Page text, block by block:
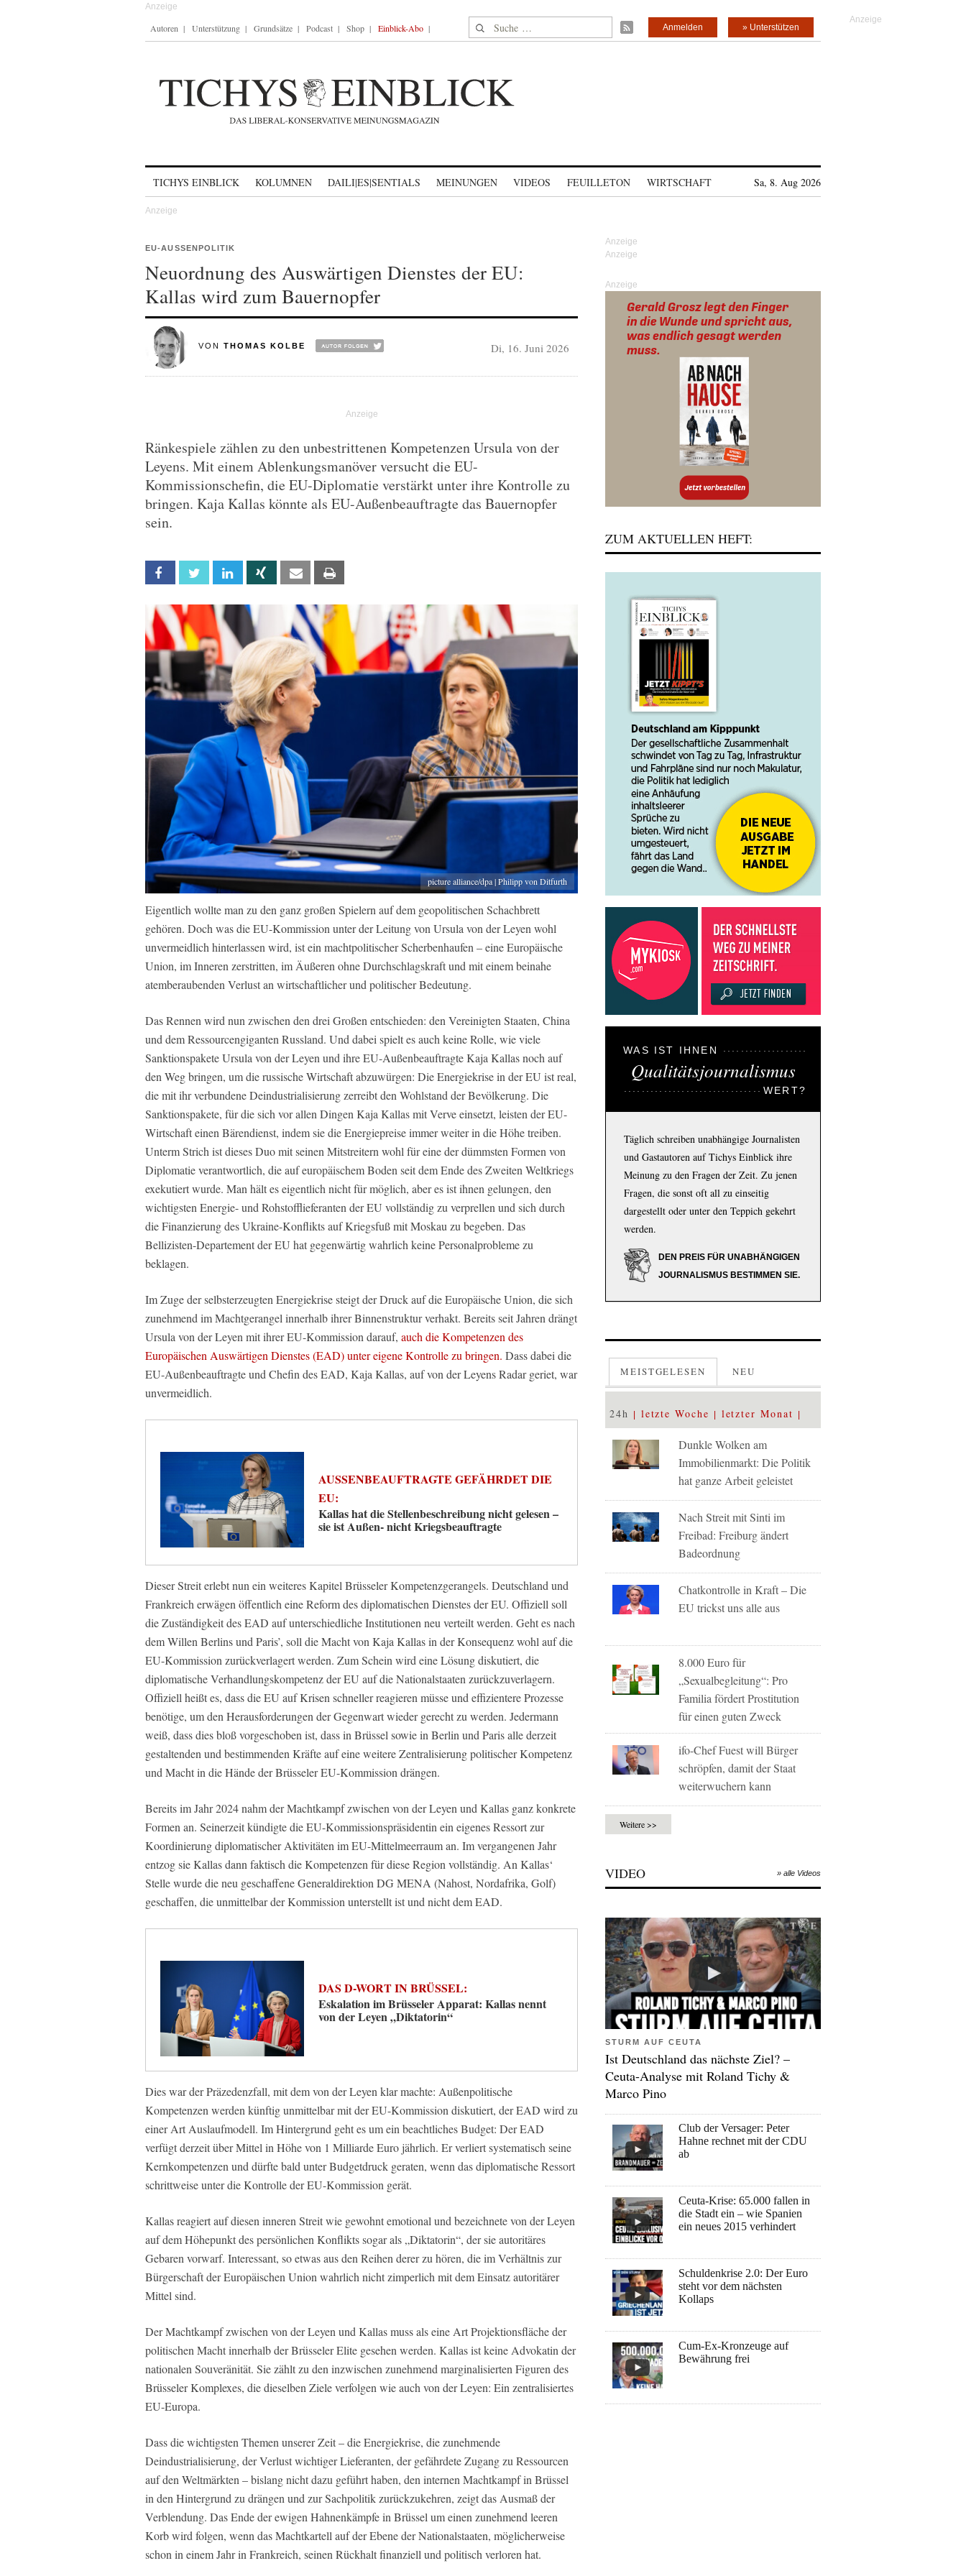
Autoren Unterstützung Grundsätze Podcast Shop Einblick-Abo Suche nach: » Unterstützen
Anmelden
TICHYS EINBLICK KOLUMNEN DAILI|ES|SENTIALS MEINUNGEN VIDEOS FEUILLETON WIRTSCHAFT Sa, 8. Aug 2026
EU-AUSSENPOLITIK
Neuordnung des Auswärtigen Dienstes der EU:
Kallas wird zum Bauernopfer
VON THOMAS KOLBE Di, 16. Juni 2026
Ränkespiele zählen zu den unbestrittenen Kompetenzen Ursula von der
Leyens. Mit einem Ablenkungsmanöver versucht die EU-
Kommissionschefin, die EU-Diplomatie verstärkt unter ihre Kontrolle zu
bringen. Kaja Kallas könnte als EU-Außenbeauftragte das Bauernopfer
sein.
Facebook Twitter Linkedin Xing Email
picture alliance/dpa | Philipp von Ditfurth
Eigentlich wollte man zu den ganz großen Spielern auf dem geopolitischen Schachbrett
gehören. Doch was die EU-Kommission unter der Leitung von Ursula von der Leyen wohl
unvermeidlich hinterlassen wird, ist ein machtpolitischer Scherbenhaufen – eine Europäische
Union, im Inneren zerstritten, im Äußeren ohne Durchschlagskraft und mit einem beinahe
atemberaubenden Verlust an wirtschaftlicher und politischer Bedeutung.
Das Rennen wird nun zwischen den drei Großen entschieden: den Vereinigten Staaten, China
und dem Ressourcengiganten Russland. Und dabei spielt es auch keine Rolle, wie viele
Sanktionspakete Ursula von der Leyen und ihre EU-Außenbeauftragte Kaja Kallas noch auf
den Weg bringen, um die russische Wirtschaft abzuwürgen: Die Energiekrise in der EU ist real,
die mit ihr verbundene Deindustrialisierung zerreibt den Wohlstand der Bevölkerung. Die
Sanktionspakete, für die sich vor allen Dingen Kaja Kallas mit Verve einsetzt, leisten der EU-
Wirtschaft einen Bärendienst, indem sie die Energiepreise immer weiter in die Höhe treiben.
Unterm Strich ist dieses Duo mit seinen Mitstreitern wohl für eine der dümmsten Formen von
Diplomatie verantwortlich, die auf europäischem Boden seit dem Ende des Zweiten Weltkriegs
exekutiert wurde. Man hält es eigentlich nicht für möglich, aber es ist ihnen gelungen, den
wichtigsten Energie- und Rohstofflieferanten der EU vollständig zu verprellen und sich durch
die Finanzierung des Ukraine-Konflikts auf Kriegsfuß mit Moskau zu begeben. Das
Bellizisten-Departement der EU hat gegenwärtig wahrlich keine Personalprobleme zu
beklagen.
Im Zuge der selbsterzeugten Energiekrise steigt der Druck auf die Europäische Union, die sich
zunehmend im Machtgerangel innerhalb ihrer Binnenstruktur verhakt. Bereits seit Jahren drängt
Ursula von der Leyen mit ihrer EU-Kommission darauf, auch die Kompetenzen des
Europäischen Auswärtigen Dienstes (EAD) unter eigene Kontrolle zu bringen. Dass dabei die
EU-Außenbeauftragte und Chefin des EAD, Kaja Kallas, auf von der Leyens Radar geriet, war
unvermeidlich.
AUSSENBEAUFTRAGTE GEFÄHRDET DIE E
U:
Kallas hat die Stellenbeschreibung nicht gelesen –
sie ist Außen- nicht Kriegsbeauftragte
Dieser Streit erlebt nun ein weiteres Kapitel Brüsseler Kompetenzgerangels. Deutschland und
Frankreich erwägen öffentlich eine Reform des diplomatischen Dienstes der EU. Offiziell soll
die Zuständigkeit des EAD auf unterschiedliche Institutionen neu verteilt werden. Geht es nach
dem Willen Berlins und Paris’, soll die Macht von Kaja Kallas in der Konsequenz wohl auf die
EU-Kommission zurückverlagert werden. Zum Schein wird eine Lösung diskutiert, die
diplomatische Verhandlungskompetenz der EU auf die Nationalstaaten zurückzuverlagern.
Offiziell heißt es, dass die EU auf Krisen schneller reagieren müsse und effizientere Prozesse
benötige, um den Herausforderungen der Gegenwart wieder gerecht zu werden. Jedermann
weiß, dass dies bloß vorgeschoben ist, dass in Brüssel sowie in Berlin und Paris alle derzeit
gestaltenden und bestimmenden Kräfte auf eine weitere Zentralisierung politischer Kompetenz
und Macht in die Hände der Brüsseler EU-Kommission drängen.
Bereits im Jahr 2024 nahm der Machtkampf zwischen von der Leyen und Kallas ganz konkrete
Formen an. Seinerzeit kündigte die EU-Kommissionspräsidentin ein eigenes Ressort zur
Koordinierung diplomatischer Aktivitäten im EU-Mittelmeerraum an. Im vergangenen Jahr
entzog sie Kallas dann faktisch die Kompetenzen für diese Region vollständig. An Kallas‘
Stelle wurde die neu geschaffene Generaldirektion DG MENA (Nahost, Nordafrika, Golf)
geschaffen, die unmittelbar der Kommission unterstellt ist und nicht dem EAD.
DAS D-WORT IN BRÜSSEL:
Eskalation im Brüsseler Apparat: Kallas nennt
von der Leyen „Diktatorin“
Dies war der Präzedenzfall, mit dem von der Leyen klar machte: Außenpolitische
Kompetenzen werden künftig unmittelbar mit der EU-Kommission diskutiert, der EAD wird zu
einer Art Auslaufmodell. Im Hintergrund geht es um ein beachtliches Budget: Der EAD
verfügt derzeit über Mittel in Höhe von 1 Milliarde Euro jährlich. Er verliert systematisch seine
Kernkompetenzen und dürfte bald unter Budgetdruck geraten, wenn das diplomatische Ressort
schrittweise unter die Kontrolle der EU-Kommission gerät.
Kallas reagiert auf diesen inneren Streit wie gewohnt emotional und bezeichnete von der Leyen
auf dem Höhepunkt des persönlichen Konflikts sogar als „Diktatorin“, der sie autoritäres
Gebaren vorwarf. Interessant, so etwas aus den Reihen derer zu hören, die im Verhältnis zur
Bürgerschaft der Europäischen Union wahrlich nicht zimperlich mit dem Einsatz autoritärer
Mittel sind.
Der Machtkampf zwischen von der Leyen und Kallas muss als eine Art Projektionsfläche der
politischen Macht innerhalb der Brüsseler Elite gesehen werden. Kallas ist keine Advokatin der
nationalen Souveränität. Sie zählt zu den inzwischen zunehmend marginalisierten Figuren des
Brüsseler Komplexes, die dieselben Ziele verfolgen wie auch von der Leyen: Ein zentralisiertes
EU-Europa.
Dass die wichtigsten Themen unserer Zeit – die Energiekrise, die zunehmende
Deindustrialisierung, der Verlust wichtiger Lieferanten, der gefährdete Zugang zu Ressourcen
auf den Weltmärkten – bislang nicht dazu geführt haben, den internen Machtkampf in Brüssel
in den Hintergrund zu drängen und zur Sachpolitik zurückzukehren, zeigt das Ausmaß der
Verblendung. Das Ende der ewigen Hahnenkämpfe in Brüssel um einen zunehmend leeren
Korb wird folgen, wenn das Machtkartell auf der Ebene der Nationalstaaten, möglicherweise
schon in einem Jahr in Frankreich, seinen Rückhalt finanziell und politisch verloren hat.
Anzeige
ZUM AKTUELLEN HEFT:
WAS IST IHNEN
Qualitätsjournalismus
WERT?
Täglich schreiben unabhängige Journalisten
und Gastautoren auf Tichys Einblick ihre
Meinung zu den Fragen der Zeit. Zu jenen
Fragen, die sonst oft all zu einseitig
dargestellt oder unter den Teppich gekehrt
werden.
DEN PREIS FÜR UNABHÄNGIGEN
JOURNALISMUS BESTIMMEN SIE.
MEISTGELESEN NEU
24h letzte Woche letzter Monat
Dunkle Wolken am
Immobilienmarkt: Die Politik
hat ganze Arbeit geleistet
Nach Streit mit Sinti im
Freibad: Freiburg ändert
Badeordnung
Chatkontrolle in Kraft – Die
EU trickst uns alle aus
8.000 Euro für
„Sexualbegleitung“: Pro
Familia fördert Prostitution
für einen guten Zweck
ifo-Chef Fuest will Bürger
schröpfen, damit der Staat
weiterwuchern kann
Weitere >>
VIDEO » alle Videos
STURM AUF CEUTA
Ist Deutschland das nächste Ziel? –
Ceuta-Analyse mit Roland Tichy &
Marco Pino
Club der Versager: Peter
Hahne rechnet mit der CDU
ab
Ceuta-Krise: 65.000 fallen in
die Stadt ein – wie Spanien
ein neues 2015 verhindert
Schuldenkrise 2.0: Der Euro
steht vor dem nächsten
Kollaps
Cum-Ex-Kronzeuge auf
Bewährung frei